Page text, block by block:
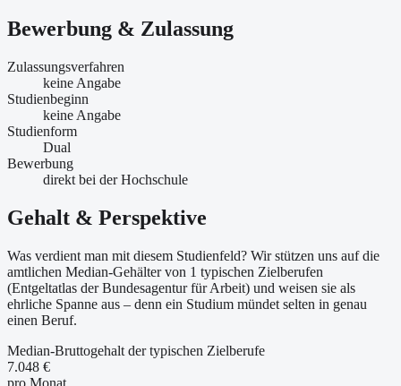
Bewerbung & Zulassung
Zulassungsverfahren
keine Angabe
Studienbeginn
keine Angabe
Studienform
Dual
Bewerbung
direkt bei der Hochschule
Gehalt & Perspektive
Was verdient man mit diesem Studienfeld? Wir stützen uns auf die
amtlichen Median-Gehälter von 1 typischen Zielberufen
(Entgeltatlas der Bundesagentur für Arbeit) und weisen sie als
ehrliche Spanne aus – denn ein Studium mündet selten in genau
einen Beruf.
Median-Bruttogehalt der typischen Zielberufe
7.048 €
pro Monat